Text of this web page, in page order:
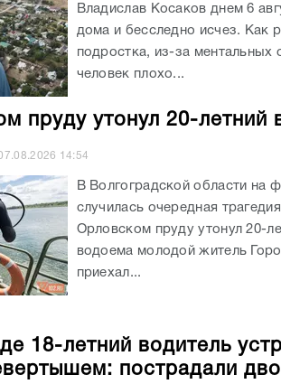
Владислав Косаков днем 6
дома и бесследно исчез. Как
подростка, из-за ментальных
человек плохо...
пруду утонул 20-летний
14:54
В Волгоградской области на
случилась очередная
Орловском пруду утонул 20-
водоема молодой житель
приехал...
18-летний водитель
пострадали